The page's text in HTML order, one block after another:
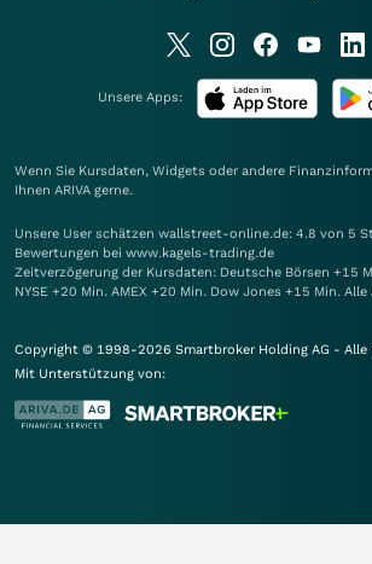
Unsere Apps:
Wenn Sie Kursdaten, Widgets oder andere
Ihnen ARIVA gerne.
Unsere User schätzen wallstreet-online.de: 4.8 von 5
Bewertungen bei www.kagels-trading.de
Zeitverzögerung der Kursdaten: Deutsche Börsen +15
NYSE +20 Min. AMEX +20 Min. Dow Jones +15 Min.
Copyright © 1998-2026 Smartbroker Holding AG - Alle
Mit Unterstützung von: